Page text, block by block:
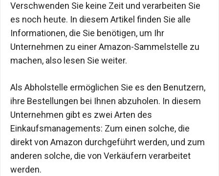
Verschwenden Sie keine Zeit und verarbeiten Sie
es noch heute. In diesem Artikel finden Sie alle
Informationen, die Sie benötigen, um Ihr
Unternehmen zu einer Amazon-Sammelstelle zu
machen, also lesen Sie weiter.
Als Abholstelle ermöglichen Sie es den Benutzern,
ihre Bestellungen bei Ihnen abzuholen. In diesem
Unternehmen gibt es zwei Arten des
Einkaufsmanagements: Zum einen solche, die
direkt von Amazon durchgeführt werden, und zum
anderen solche, die von Verkäufern verarbeitet
werden.